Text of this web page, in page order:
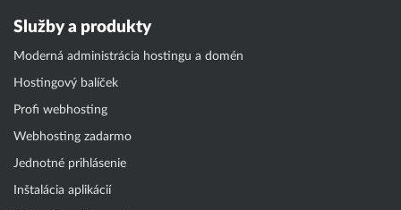
Služby a produkty
Moderná administrácia hostingu a domén
Hostingový balíček
Profi webhosting
Webhosting zadarmo
Jednotné prihlásenie
Inštalácia aplikácií